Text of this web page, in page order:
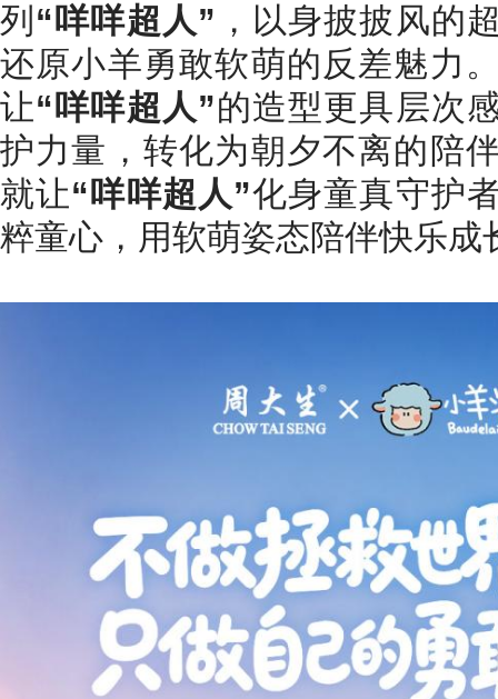
列 “咩咩超人” ，以身披披风的
还原小羊勇敢软萌的反差魅力
让“咩咩超人”的造型更具层次
护力量，转化为朝夕不离的陪
就让“咩咩超人”化身童真守护
粹童心，用软萌姿态陪伴快乐成